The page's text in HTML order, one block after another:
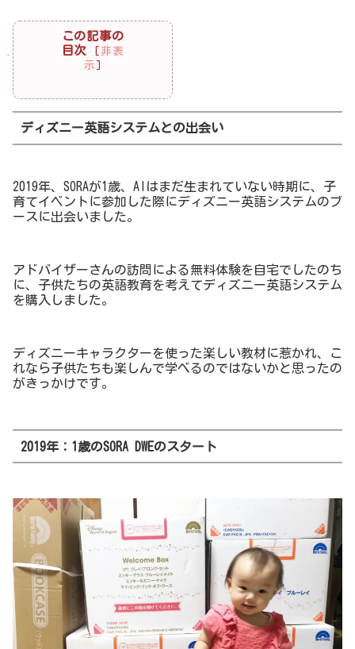
この記事の
目次
[非表
示 ]
ディズニー英語システムとの出会い
2019年、SORAが1歳、AIはまだ生まれていない時期に、子
育てイベントに参加した際にディズニー英語システムのブ
ースに出会いました。
アドバイザーさんの訪問による無料体験を自宅でしたのち
に、子供たちの英語教育を考えてディズニー英語システム
を購入しました。
ディズニーキャラクターを使った楽しい教材に惹かれ、こ
れなら子供たちも楽しんで学べるのではないかと思ったの
がきっかけです。
2019年：1歳のSORA DWEのスタート